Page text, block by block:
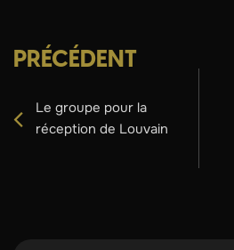
PRÉCÉDENT
Le groupe pour la
réception de Louvain